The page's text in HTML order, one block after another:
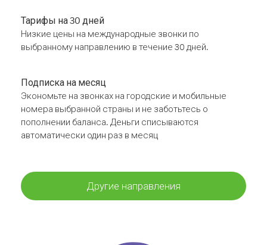
Тарифы на 30 дней
Низкие цены на международные звонки по
выбранному направлению в течение 30 дней.
Подписка на месяц
Экономьте на звонках на городские и мобильные
номера выбранной страны и не заботьтесь о
пополнении баланса. Деньги списываются
автоматически один раз в месяц
Другие направления